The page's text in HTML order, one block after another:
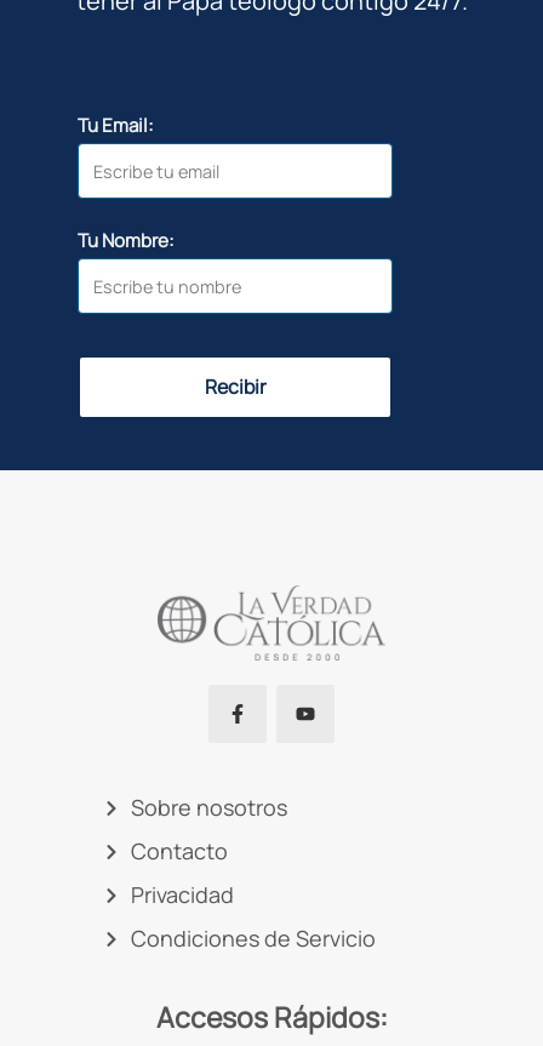
Tu Email:
Tu Nombre:
Recibir
Sobre nosotros
Contacto
Privacidad
Condiciones de Servicio
Accesos Rápidos: